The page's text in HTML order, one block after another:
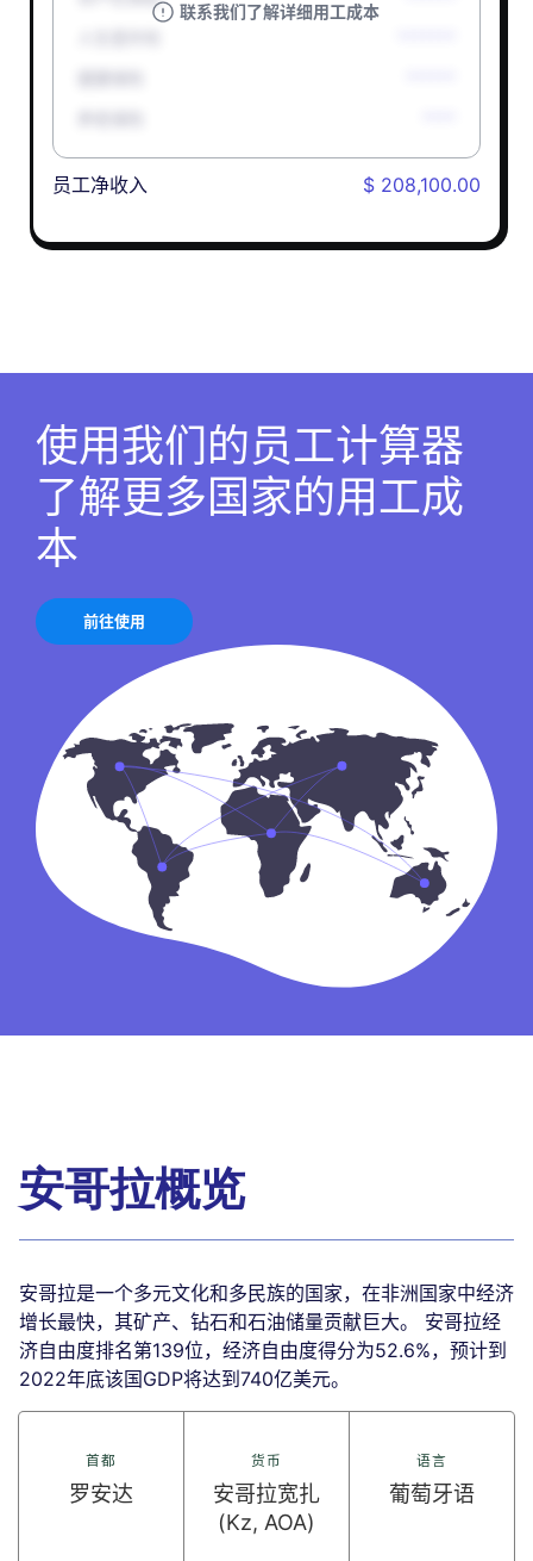
联系我们了解详细用工成本
员工净收入 $ 208,100.00
使用我们的员工计算器
了解更多国家的用工成
本
前往使用
安哥拉概览
安哥拉是一个多元文化和多民族的国家，在非洲国家中经济
增长最快，其矿产、钻石和石油储量贡献巨大。 安哥拉经
济自由度排名第139位，经济自由度得分为52.6%，预计到
2022年底该国GDP将达到740亿美元。
首都
罗安达
货币
安哥拉宽扎
(Kz, AOA)
语言
葡萄牙语